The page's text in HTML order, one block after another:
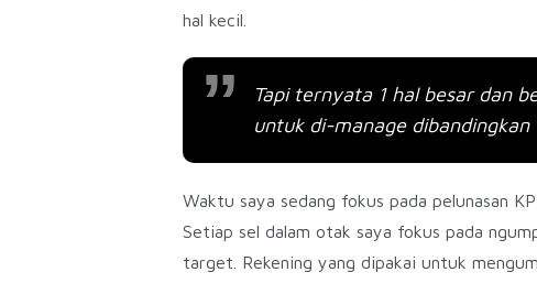
hal kecil.
Tapi ternyata 1 hal besar dan
untuk di-manage dibandingkan
Waktu saya sedang fokus pada pelunasan
Setiap sel dalam otak saya fokus pada
target. Rekening yang dipakai untuk